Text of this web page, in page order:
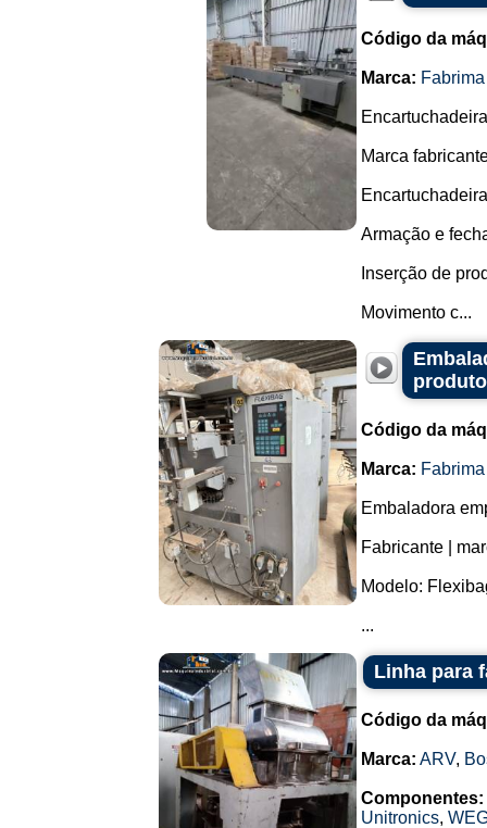
Código da
Marca: Fabrima
Marca
Armação e
Inserção de
Movimento c...
Código da
Marca: Fabrima
Embaladora
Fabricante |
Modelo:
...
Linha para
Código da
Marca: ARV,
Componentes:
Unitronics,